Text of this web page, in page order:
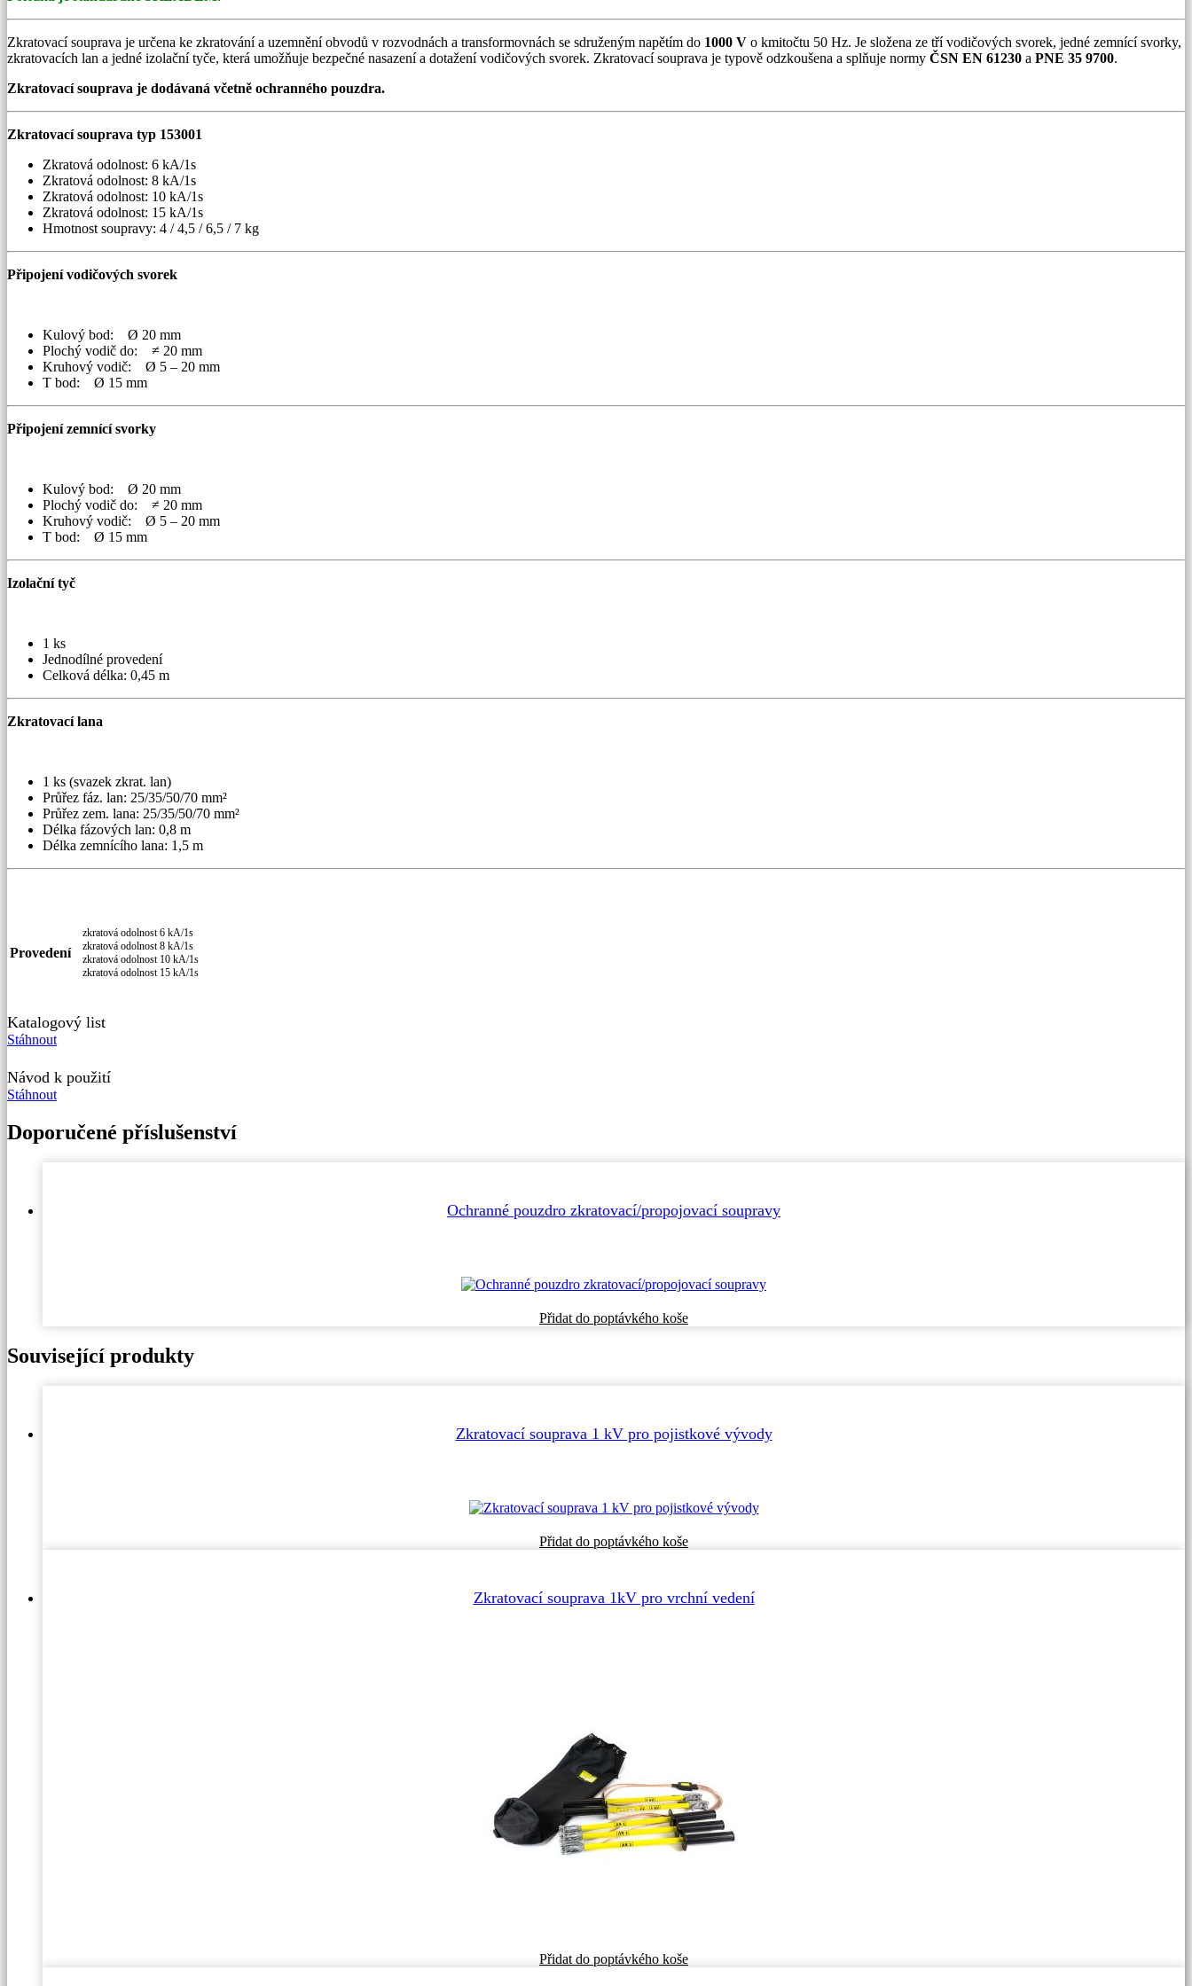
Zkratovací souprava je určena ke zkratování a uzemnění obvodů v rozvodnách a transformovnách se sdruženým napětím do 1000 V o kmitočtu 50 Hz. Je složena ze tří vodičových svorek, jedné zemnící svorky,
zkratovacích lan a jedné izolační tyče, která umožňuje bezpečné nasazení a dotažení vodičových svorek. Zkratovací souprava je typově odzkoušena a splňuje normy ČSN EN 61230 a PNE 35 9700.
Zkratovací souprava je dodávaná včetně ochranného pouzdra.
Zkratovací souprava typ 153001
Zkratová odolnost: 6 kA/1s
Zkratová odolnost: 8 kA/1s
Zkratová odolnost: 10 kA/1s
Zkratová odolnost: 15 kA/1s
Hmotnost soupravy: 4 / 4,5 / 6,5 / 7 kg
Připojení vodičových svorek
Kulový bod: Ø 20 mm
Plochý vodič do: ≠ 20 mm
Kruhový vodič: Ø 5 – 20 mm
T bod: Ø 15 mm
Připojení zemnící svorky
Kulový bod: Ø 20 mm
Plochý vodič do: ≠ 20 mm
Kruhový vodič: Ø 5 – 20 mm
T bod: Ø 15 mm
Izolační tyč
1 ks
Jednodílné provedení
Celková délka: 0,45 m
Zkratovací lana
1 ks (svazek zkrat. lan)
Průřez fáz. lan: 25/35/50/70 mm²
Průřez zem. lana: 25/35/50/70 mm²
Délka fázových lan: 0,8 m
Délka zemnícího lana: 1,5 m
Provedení
zkratová odolnost 6 kA/1s
zkratová odolnost 8 kA/1s
zkratová odolnost 10 kA/1s
zkratová odolnost 15 kA/1s
Katalogový list
Stáhnout
Návod k použití
Stáhnout
Doporučené příslušenství
Ochranné pouzdro zkratovací/propojovací soupravy
Přidat do poptávkého koše
Související produkty
Zkratovací souprava 1 kV pro pojistkové vývody
Přidat do poptávkého koše
Zkratovací souprava 1kV pro vrchní vedení
Přidat do poptávkého koše